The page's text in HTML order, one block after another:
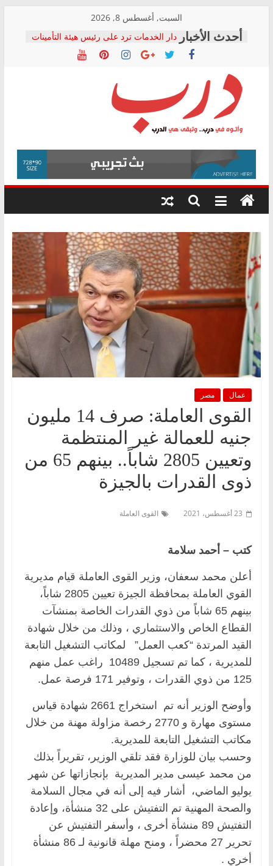
content
السبت, أغسطس 8, 2026
دار الخدمات ترد على رئيس هيئة التأمينات
بعد مؤتمره الصحفي: إنكار الأزمة لا ينهي
معاناة أصحاب المعاشات.. ونطالب بكشف
فرحات سليمان يكتب: القطاع الصحي إلى
أين؟
حزب التحالف الشعبي يطلق لجنة “الحق
في الصحة” بالإسكندرية لرصد الانتهاكات
ودعم المرضى
الوزاري لمدينة الصحفيين.. وانتهاء أعمال
إنشاء المبنى الإداري
المجلس القومي لحقوق الإنسان يعلن
متابعة قضية الدكتور محمد زهران.. ويؤكد:
قرينة البراءة وضمانات المحاكمة العادلة
درب
وأتوه
درب..
وتبقى
هي
عمال مصر
القوى العاملة: صرف 14 مليون
جنيه للعمالة غير المنتظمة
وتعيين 2805 شاباً.. بينهم 65 من
ذوى القدرات بالجيزة
23 أغسطس، 2021 القوى العاملة
كتب – أحمد سلامة
أعلن محمد سعفان، وزير القوى العاملة قيام مديرية
القوي العاملة بمحافظة الجيزة تعيين 2805 شاباً،
بينهم 65 شاباً من ذوي القدرات الخاصة بمنشآت
القطاع الخاص والاستثماري ، وذلك من خلال شهادة
القيد المرتدة “كعب العمل” لمكاتب التشغيل التابعة
للمديرية ، كما تم تسجيل 10489 راغب عمل منهم
125 من ذوي القدرات ، وتوفير 171 فرصة عمل.
وأوضح الوزير أنه تم استخراج 2661 شهادة قياس
مستوى مهارة و 2770 رخصة مزاولة مهنة من خلال
مكاتب التشغيل التابعة للمديرية.
وحسب بيان للوزارة فقد تلقي الوزير، تقريراً بذلك
من محمد عيسى مدير المديرية بإنجازاتها عن شهر
يوليو الماضي، أشار فيه إلى أنه في مجال السلامة
والصحة المهنية تم التفتيش على 32 منشأة، وإعادة
التفتيش 89 منشأة أخرى ، وأسفر التفتيش عن
تحرير 27 محضراً ، ومنح مهلة قانونية لـ 86 منشأة
أخري .